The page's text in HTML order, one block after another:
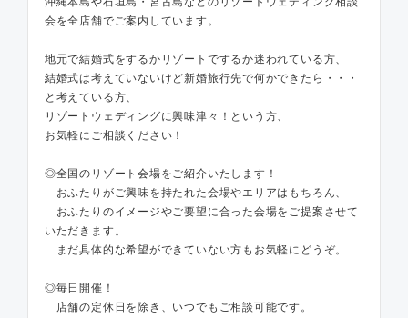
会を全店舗でご案内しています。
地元で結婚式をするかリゾートでするか迷われている方、
結婚式は考えていないけど新婚旅行先で何かできたら・・・
と考えている方、
リゾートウェディングに興味津々！という方、
お気軽にご相談ください！
◎全国のリゾート会場をご紹介いたします！
おふたりがご興味を持たれた会場やエリアはもちろん、
おふたりのイメージやご要望に合った会場をご提案させて
いただきます。
まだ具体的な希望ができていない方もお気軽にどうぞ。
◎毎日開催！
店舗の定休日を除き、いつでもご相談可能です。